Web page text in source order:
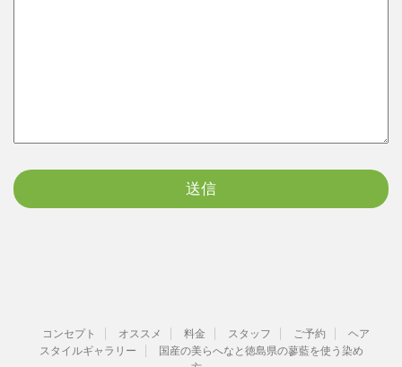
コンセプト オススメ 料金 スタッフ ご予約
ヘア
スタイルギャラリー
国産の美らへなと徳島県の蓼藍を使う染め